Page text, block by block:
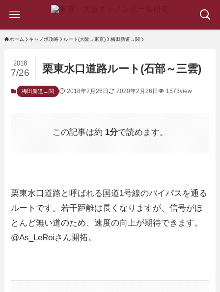
ホーム キャノボ攻略 ルート(大阪→東京) 梅田新道→関
栗東水口道路ルート(石部～三雲)
2018
7/26
梅田新道→関 2018年7月26日 2020年2月26日 1573view
この記事は約 1分で読めます。
栗東水口道路と呼ばれる国道1号線のバイパスを通る
ルートです。若干距離は長くなりますが、信号がほ
とんど無い道のため、速度の向上が期待できます。
@As_LeRoiさん開拓。